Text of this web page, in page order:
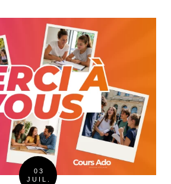
03
JUIL.